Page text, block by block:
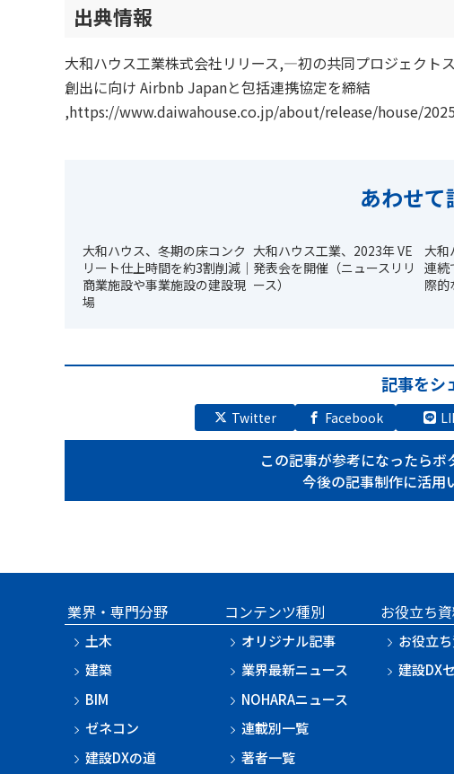
出典情報
大和ハウス工業株式会社リリース,―初の共同プロジェク
創出に向け Airbnb Japanと包括連携協定を締結
,https://www.daiwahouse.co.jp/about/release/house/
あわせて
大和ハウス、冬期の床コンク
リート仕上時間を約3割削減｜
商業施設や事業施設の建設現
場
大和ハウス工業、2023年 VE
発表会を開催（ニュースリリ
ース）
大和
連続
際的
記事をシ
Twitter Facebook
この記事が参考になったらボ
今後の記事制作に活用
業界・専門分野
土木
建築
BIM
ゼネコン
建設DXの道
コンテンツ種別
オリジナル記事
業界最新ニュース
NOHARAニュース
連載別一覧
著者一覧
お役立ち
お役立
建設DX